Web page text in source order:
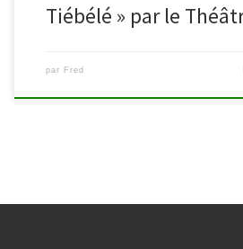
Tiébélé » par le
par Fred